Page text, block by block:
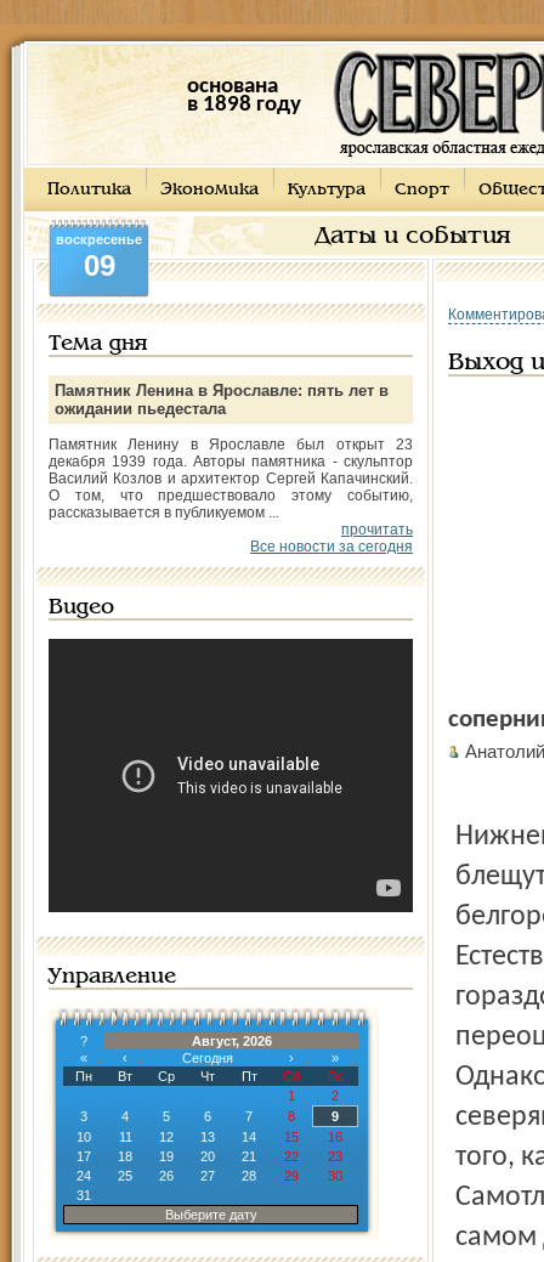
основана
в 1898 году
Политика Экономика Культура Спорт
Даты и события
воскресенье
09
Тема дня
Памятник Ленина в Ярославле: пять лет в
ожидании пьедестала
Памятник Ленину в Ярославле был открыт 23
декабря 1939 года. Авторы памятника - скульптор
Василий Козлов и архитектор Сергей Капачинский.
О том, что предшествовало этому событию,
рассказывается в публикуемом ...
прочитать
Все новости за сегодня
Видео
Управление
?
Август, 2026
«
‹ Сегодня ›
»
Пн
Вт Ср Чт Пт Сб
Вс
1
2
3
4 5 6 7 8
9
10
11 12 13 14 15
16
17
18 19 20 21 22
23
24
25 26 27 28 29
30
31
Выберите дату
Выход
того,
самом